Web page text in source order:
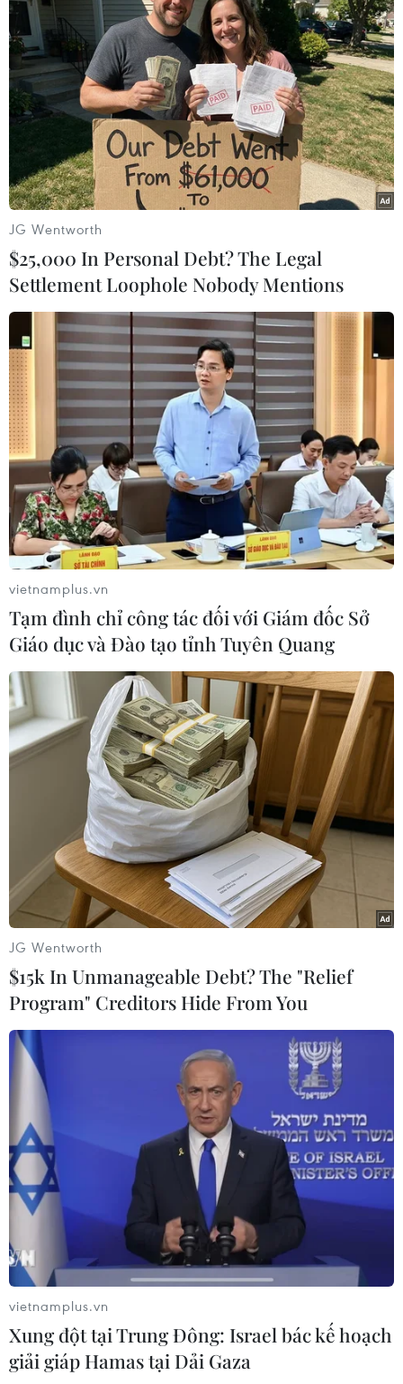
TIN LIÊN QUAN
Hội Người Việt ở Nga sẵn lòng cống hiến
hết mình vì Tổ Quốc
10/05/2014 14:17
Hội Người Việt Nam tại Nga đã thống nhất gửi thư ngỏ
đến lãnh đạo Đảng và Nhà nước, bày tỏ nguyện vọng
góp phần bảo vệ Tổ quốc.
Khoảng 3.500 bà con người Việt ở Nga dự
Tết Xa Quê
12/01/2014 13:55
Khoảng 3.500 bà con người Việt đang làm ăn, sinh
sống tại Nga dự "Tết Xa Quê," tổ chức tối 11/1, ở Nhà
hát Crocus City Hall, Moskva.
JG Wentworth
$25,000 In Personal Debt? The Legal
Settlement Loophole Nobody Mentions
vietnamplus.vn
Tạm đình chỉ công tác đối với Giám đốc Sở
Giáo dục và Đào tạo tỉnh Tuyên Quang
JG Wentworth
$15k In Unmanageable Debt? The "Relief
Program" Creditors Hide From You
vietnamplus.vn
Xung đột tại Trung Đông: Israel bác kế hoạch
giải giáp Hamas tại Dải Gaza